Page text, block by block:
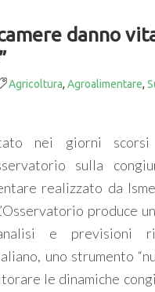
danno
Agricoltura, Agroalimentare,
nei giorni
sulla
realizzato da
produce
e previsioni
uno strumento
le dinamiche